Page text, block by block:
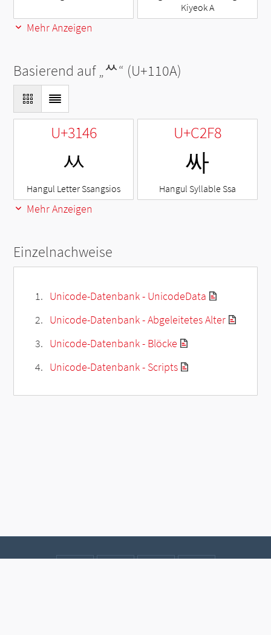
Kiyeok A
Mehr Anzeigen
Basierend auf „ᄊ“ (U+110A)
U+3146
ㅆ
Hangul Letter Ssangsios
U+C2F8
싸
Hangul Syllable Ssa
Mehr Anzeigen
Einzelnachweise
Unicode-Datenbank - UnicodeData
Unicode-Datenbank - Abgeleitetes Alter
Unicode-Datenbank - Blöcke
Unicode-Datenbank - Scripts